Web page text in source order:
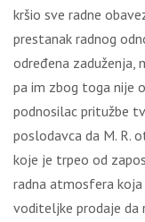
kršio sve radne
prestanak radnog
određena zaduženja,
pa im zbog toga nije
podnosilac pritužbe
poslodavca da M. R.
koje je trpeo od
radna atmosfera
voditeljke prodaje da